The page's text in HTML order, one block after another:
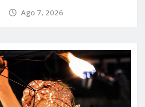
Ago 7, 2026